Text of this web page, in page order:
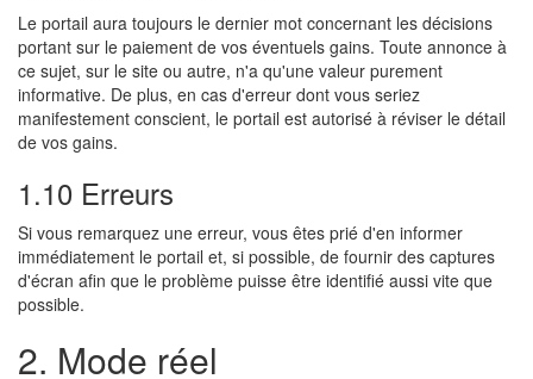
Le portail aura toujours le dernier mot concernant les décisions
portant sur le paiement de vos éventuels gains. Toute annonce à
ce sujet, sur le site ou autre, n'a qu'une valeur purement
informative. De plus, en cas d'erreur dont vous seriez
manifestement conscient, le portail est autorisé à réviser le détail
de vos gains.
1.10 Erreurs
Si vous remarquez une erreur, vous êtes prié d'en informer
immédiatement le portail et, si possible, de fournir des captures
d'écran afin que le problème puisse être identifié aussi vite que
possible.
2. Mode réel